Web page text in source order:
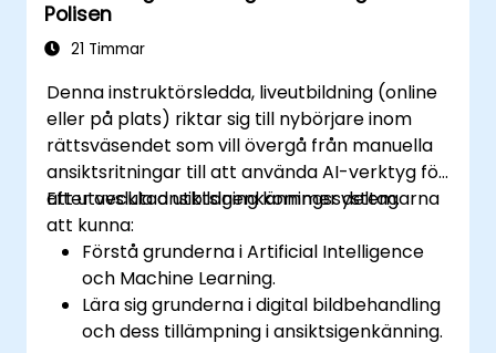
Polisen
21 Timmar
Denna instruktörsledda, liveutbildning (online
eller på plats) riktar sig till nybörjare inom
rättsväsendet som vill övergå från manuella
ansiktsritningar till att använda AI-verktyg för
att utveckla ansiktsigenkänningssystem.
Efter avslutad utbildning kommer deltagarna
att kunna:
Förstå grunderna i Artificial Intelligence
och Machine Learning.
Lära sig grunderna i digital bildbehandling
och dess tillämpning i ansiktsigenkänning.